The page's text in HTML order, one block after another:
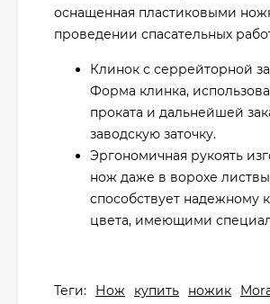
оснащенная пластиковыми
проведении спасательных
Клинок с серрейторной
Форма клинка,
проката и дальнейшей
заводскую заточку.
Эргономичная рукоять
нож даже в ворохе
способствует надежному
цвета, имеющими
Теги: Нож купить ножик